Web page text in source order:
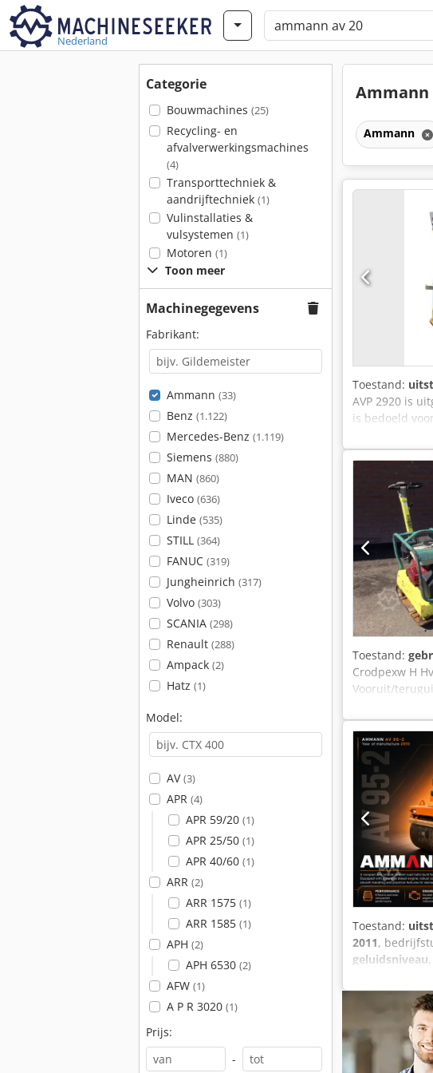
Nederland
Categorie
Bouwmachines (25)
Recycling- en
afvalverwerkingsmachines
(4)
Transporttechniek &
aandrijftechniek (1)
Vulinstallaties &
vulsystemen (1)
Motoren (1)
Toon meer
Machinegegevens
Fabrikant:
Ammann (33)
Benz (1.122)
Mercedes-Benz (1.119)
Siemens (880)
MAN (860)
Iveco (636)
Linde (535)
STILL (364)
FANUC (319)
Jungheinrich (317)
Volvo (303)
SCANIA (298)
Renault (288)
Ampack (2)
Hatz (1)
Model:
AV(3)
APR (4)
APR 59/20 (1)
APR 25/50 (1)
APR 40/60 (1)
ARR (2)
ARR 1575 (1)
ARR 1585 (1)
APH (2)
APH 6530 (2)
AFW (1)
A P R 3020 (1)
Prijs:
-
Ammann
Ammann
Toestand:
AVP 2920 is
is bedoeld
zandbedden
de foto's –
Bouwjaar:
Handstart •
Wegenbouw
complete
Toestand:
Crodpexw H
Vooruit/
Toestand:
2011,
hem in
hebben het
wat duidelijk
december
desgewenst
- Tevens